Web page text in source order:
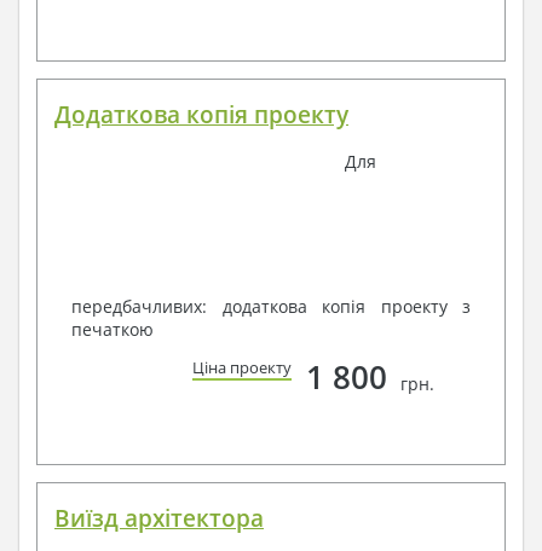
Додаткова копія проекту
Для
передбачливих: додаткова копія проекту з
печаткою
Ціна проекту 1 800 грн.
Виїзд архітектора